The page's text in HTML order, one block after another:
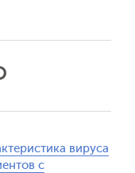
вируса
с